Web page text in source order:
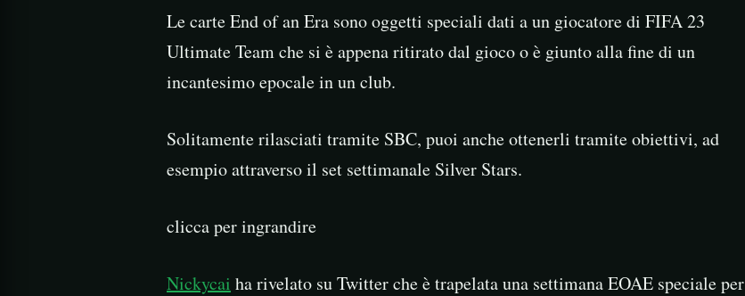
Le carte End of an Era sono oggetti speciali dati a un giocatore di FIFA 23
Ultimate Team che si è appena ritirato dal gioco o è giunto alla fine di un
incantesimo epocale in un club.
Solitamente rilasciati tramite SBC, puoi anche ottenerli tramite obiettivi, ad
esempio attraverso il set settimanale Silver Stars.
clicca per ingrandire
Nickycai ha rivelato su Twitter che è trapelata una settimana EOAE speciale per